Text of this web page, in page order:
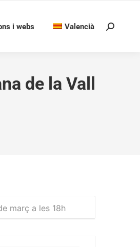
i webs Valencià Search:
de la Vall
març a les 18h